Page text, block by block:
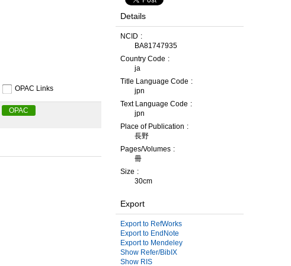
OPAC Links
OPAC
Details
NCID
BA81747935
Country Code
ja
Title Language Code
jpn
Text Language Code
jpn
Place of Publication
長野
Pages/Volumes
冊
Size
30cm
Export
Export to RefWorks
Export to EndNote
Export to Mendeley
Show Refer/BibIX
Show RIS